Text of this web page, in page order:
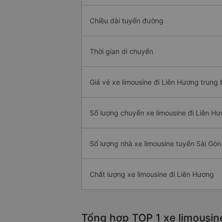
Chiều dài tuyến đường
Thời gian di chuyển
Giá vé xe limousine đi Liên Hương trung
Số lượng chuyến xe limousine đi Liên
Số lượng nhà xe limousine tuyến Sài
Chất lượng xe limousine đi Liên Hương
Tổng hợp TOP 1 xe